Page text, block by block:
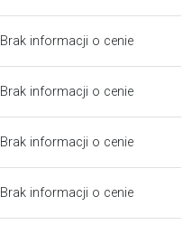
Brak informacji o cenie
Brak informacji o cenie
Brak informacji o cenie
Brak informacji o cenie